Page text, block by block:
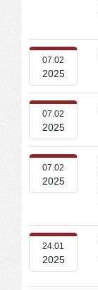
07.02
2025
07.02
2025
07.02
2025
24.01
2025